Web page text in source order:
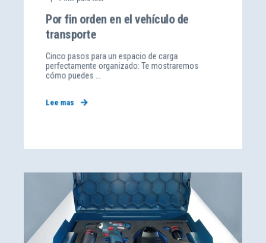
Por fin orden en el vehículo de
transporte
Cinco pasos para un espacio de carga
perfectamente organizado: Te mostraremos
cómo puedes ...
Lee mas